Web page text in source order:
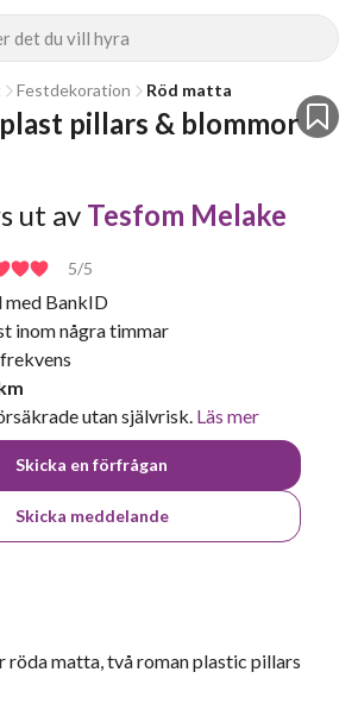
det du vill hyra
Festdekoration Röd matta
pillars & blommor
ut av Tesfom Melake
5/5
BankID
inom några timmar
utan självrisk. Läs mer
Skicka en förfrågan
Skicka meddelande
röda matta, två roman plastic pillars